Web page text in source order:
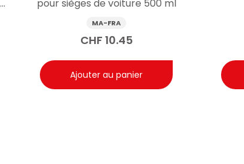
pour sièges de voiture 500 ml
MA-FRA
CHF 10.45
Ajouter au panier